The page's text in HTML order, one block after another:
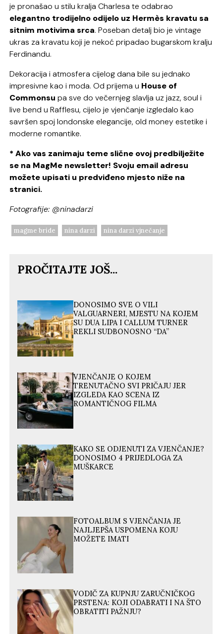
je pronašao u stilu kralja Charlesa te odabrao
elegantno trodijelno odijelo uz Hermès kravatu sa
sitnim motivima srca. Poseban detalj bio je vintage
ukras za kravatu koji je nekoć pripadao bugarskom kralju
Ferdinandu.
Dekoracija i atmosfera cijelog dana bile su jednako
impresivne kao i moda. Od prijema u House of
Commonsu pa sve do večernjeg slavlja uz jazz, soul i
live bend u Rafflesu, cijelo je vjenčanje izgledalo kao
savršen spoj londonske elegancije, old money estetike i
moderne romantike.
* Ako vas zanimaju teme slične ovoj predbilježite
se na MagMe newsletter! Svoju email adresu
možete upisati u predviđeno mjesto niže na
stranici.
Fotografije: @ninadarzi
magme bride nina darzi nina darzi vjnečanje
PROČITAJTE JOŠ...
DONOSIMO SVE O VILI
VALGUARNERI, MJESTU NA KOJEM
SU DUA LIPA I CALLUM TURNER
REKLI SUDBONOSNO “DA”
VJENČANJE O KOJEM
TRENUTAČNO SVI PRIČAJU JER
IZGLEDA KAO SCENA IZ
ROMANTIČNOG FILMA
KAKO SE ODJENUTI ZA VJENČANJE?
DONOSIMO 4 PRIJEDLOGA ZA
MUŠKARCE
FOTOALBUM S VJENČANJA JE
NAJLJEPŠA USPOMENA KOJU
MOŽETE IMATI
VODIČ ZA KUPNJU ZARUČNIČKOG
PRSTENA: KOJI ODABRATI I NA ŠTO
OBRATITI PAŽNJU?